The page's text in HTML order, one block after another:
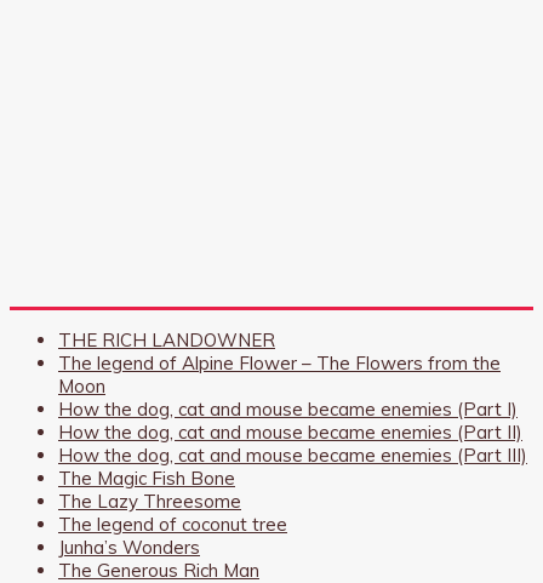
THE RICH LANDOWNER
The legend of Alpine Flower – The Flowers from the
Moon
How the dog, cat and mouse became enemies (Part I)
How the dog, cat and mouse became enemies (Part II)
How the dog, cat and mouse became enemies (Part III)
The Magic Fish Bone
The Lazy Threesome
The legend of coconut tree
Junha’s Wonders
The Generous Rich Man